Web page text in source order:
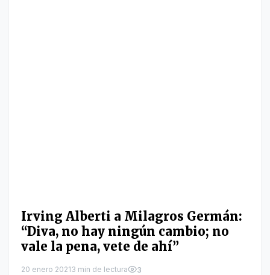
Irving Alberti a Milagros Germán:
“Diva, no hay ningún cambio; no
vale la pena, vete de ahí”
20 enero 20213 min de lectura 3